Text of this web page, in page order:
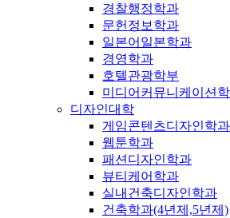
경찰행정학과
문헌정보학과
일본어일본학과
경영학과
호텔관광학부
미디어커뮤니케이션
디자인대학
게임콘텐츠디자인학과
웹툰학과
패션디자인학과
뷰티케어학과
실내건축디자인학과
건축학과(4년제,5년제)